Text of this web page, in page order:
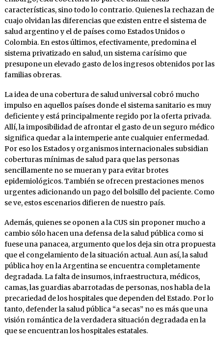
características, sino todo lo contrario. Quienes la rechazan de
cuajo olvidan las diferencias que existen entre el sistema de
salud argentino y el de países como Estados Unidos o
Colombia. En estos últimos, efectivamente, predomina el
sistema privatizado en salud, un sistema carísimo que
presupone un elevado gasto de los ingresos obtenidos por las
familias obreras.
La idea de una cobertura de salud universal cobró mucho
impulso en aquellos países donde el sistema sanitario es muy
deficiente y está principalmente regido por la oferta privada.
Allí, la imposibilidad de afrontar el gasto de un seguro médico
significa quedar a la intemperie ante cualquier enfermedad.
Por eso los Estados y organismos internacionales subsidian
coberturas mínimas de salud para que las personas
sencillamente no se mueran y para evitar brotes
epidemiológicos. También se ofrecen prestaciones menos
urgentes adicionando un pago del bolsillo del paciente. Como
se ve, estos escenarios difieren de nuestro país.
Además, quienes se oponen a la CUS sin proponer mucho a
cambio sólo hacen una defensa de la salud pública como si
fuese una panacea, argumento que los deja sin otra propuesta
que el congelamiento de la situación actual. Aun así, la salud
pública hoy en la Argentina se encuentra completamente
degradada. La falta de insumos, infraestructura, médicos,
camas, las guardias abarrotadas de personas, nos habla de la
precariedad de los hospitales que dependen del Estado. Por lo
tanto, defender la salud pública “a secas” no es más que una
visión romántica de la verdadera situación degradada en la
que se encuentran los hospitales estatales.